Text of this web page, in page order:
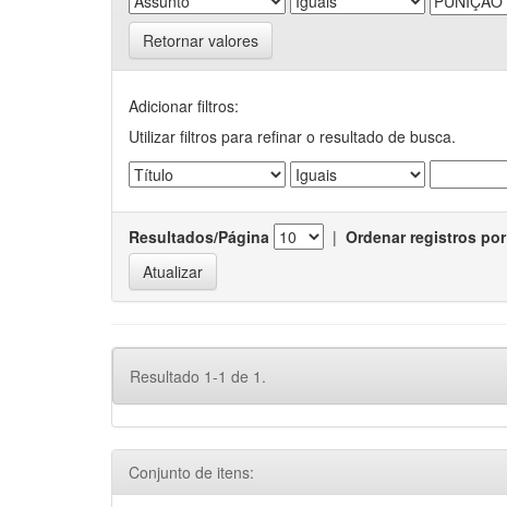
Retornar valores
Adicionar filtros:
Utilizar filtros para refinar o resultado de busca.
Resultados/Página | Ordenar registros por
Resultado 1-1 de 1.
Conjunto de itens: